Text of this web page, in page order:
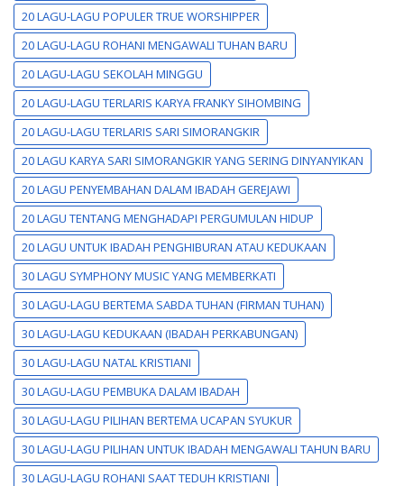
20 LAGU-LAGU POPULER TRUE WORSHIPPER
20 LAGU-LAGU ROHANI MENGAWALI TUHAN BARU
20 LAGU-LAGU SEKOLAH MINGGU
20 LAGU-LAGU TERLARIS KARYA FRANKY SIHOMBING
20 LAGU-LAGU TERLARIS SARI SIMORANGKIR
20 LAGU KARYA SARI SIMORANGKIR YANG SERING DINYANYIKAN
20 LAGU PENYEMBAHAN DALAM IBADAH GEREJAWI
20 LAGU TENTANG MENGHADAPI PERGUMULAN HIDUP
20 LAGU UNTUK IBADAH PENGHIBURAN ATAU KEDUKAAN
30 LAGU SYMPHONY MUSIC YANG MEMBERKATI
30 LAGU-LAGU BERTEMA SABDA TUHAN (FIRMAN TUHAN)
30 LAGU-LAGU KEDUKAAN (IBADAH PERKABUNGAN)
30 LAGU-LAGU NATAL KRISTIANI
30 LAGU-LAGU PEMBUKA DALAM IBADAH
30 LAGU-LAGU PILIHAN BERTEMA UCAPAN SYUKUR
30 LAGU-LAGU PILIHAN UNTUK IBADAH MENGAWALI TAHUN BARU
30 LAGU-LAGU ROHANI SAAT TEDUH KRISTIANI